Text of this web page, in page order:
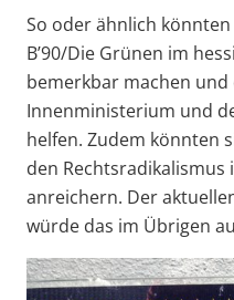
So oder ähnlich
B’90/Die Grünen im
bemerkbar machen
Innenministerium und
helfen. Zudem könnten
den
anreichern. Der
würde das im Übrigen